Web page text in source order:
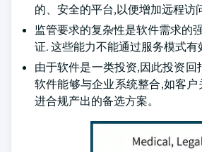
的、安全的平台,以便增加远程访
监管要求的复杂性是软件需求的
证. 这些能力不能通过服务模式有
由于软件是一类投资,因此投资
软件能够与企业系统整合,如客
进合规产出的备选方案。